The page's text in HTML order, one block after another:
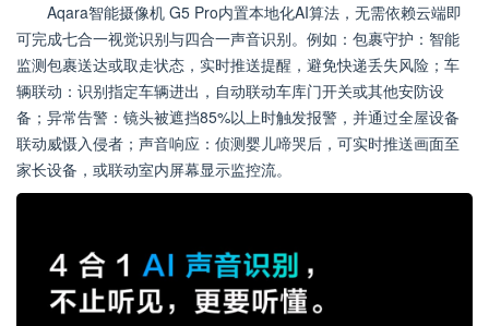
Aqara智能摄像机 G5 Pro内置本地化AI算法，无需依赖云端即
可完成七合一视觉识别与四合一声音识别。例如：包裹守护：智能
监测包裹送达或取走状态，实时推送提醒，避免快递丢失风险；车
辆联动：识别指定车辆进出，自动联动车库门开关或其他安防设
备；异常告警：镜头被遮挡85%以上时触发报警，并通过全屋设备
联动威慑入侵者；声音响应：侦测婴儿啼哭后，可实时推送画面至
家长设备，或联动室内屏幕显示监控流。